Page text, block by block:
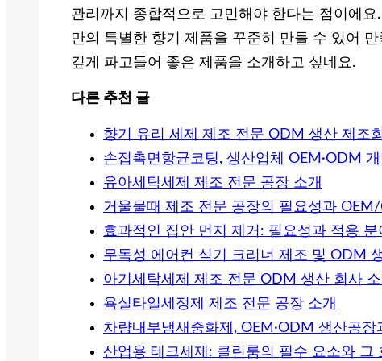
관리까지 종합적으로 고민해야 한다는 점이에
만의 특별한 향기 제품을 꾸준히 만들 수 있어
깊게 파고들어 좋은 제품을 소개하고 싶네요.
다른 추천 글
향기 유리 세제 제조 전문 ODM 생산 제조
손접촉면항균코팅, 생산업체 OEM·ODM
유아세탁세제 제조 전문 공장 소개
거울물때 제조 전문 공장의 필요성과
효과적인 집안 먼지 제거: 필요성과 적용 분
무독성 에어컨 식기 크리너 제조 및 ODM
아기세탁세제 제조 전문 ODM 생산 회사 소
욕실타일세정제 제조 전문 공장 소개
차량내부냄새중화제, OEM·ODM 생산공
산업용 테크세제: 클린룸의 필수 요소와 그